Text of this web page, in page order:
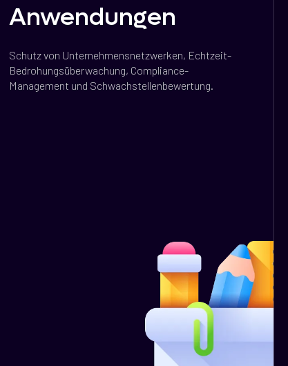
Anwendungen
Schutz von Unternehmensnetzwerken, Echtzeit-
Bedrohungsüberwachung, Compliance-
Management und Schwachstellenbewertung.